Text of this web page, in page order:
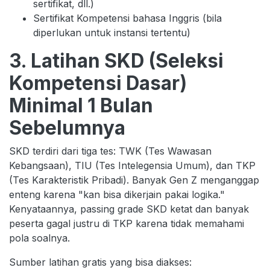
sertifikat, dll.)
Sertifikat Kompetensi bahasa Inggris (bila
diperlukan untuk instansi tertentu)
3. Latihan SKD (Seleksi
Kompetensi Dasar)
Minimal 1 Bulan
Sebelumnya
SKD terdiri dari tiga tes: TWK (Tes Wawasan
Kebangsaan), TIU (Tes Intelegensia Umum), dan TKP
(Tes Karakteristik Pribadi). Banyak Gen Z menganggap
enteng karena "kan bisa dikerjain pakai logika."
Kenyataannya, passing grade SKD ketat dan banyak
peserta gagal justru di TKP karena tidak memahami
pola soalnya.
Sumber latihan gratis yang bisa diakses: